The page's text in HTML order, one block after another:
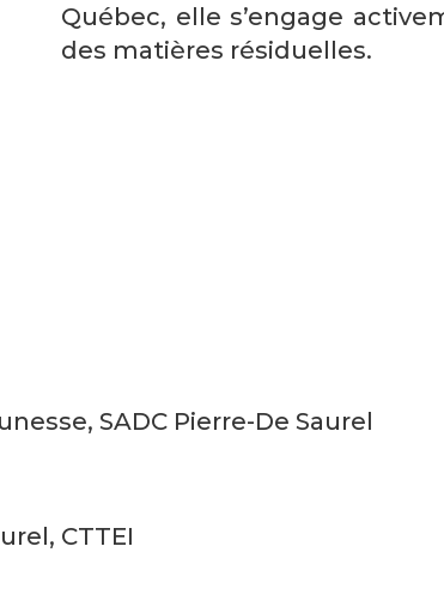
Québec, elle s’engage
des matières résiduelles.
SADC Pierre-De Saurel
CTTEI